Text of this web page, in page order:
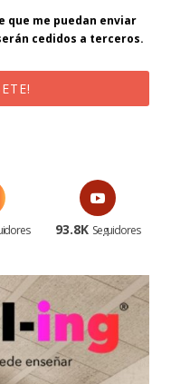
que me puedan enviar
cedidos a terceros.
93.8K Seguidores